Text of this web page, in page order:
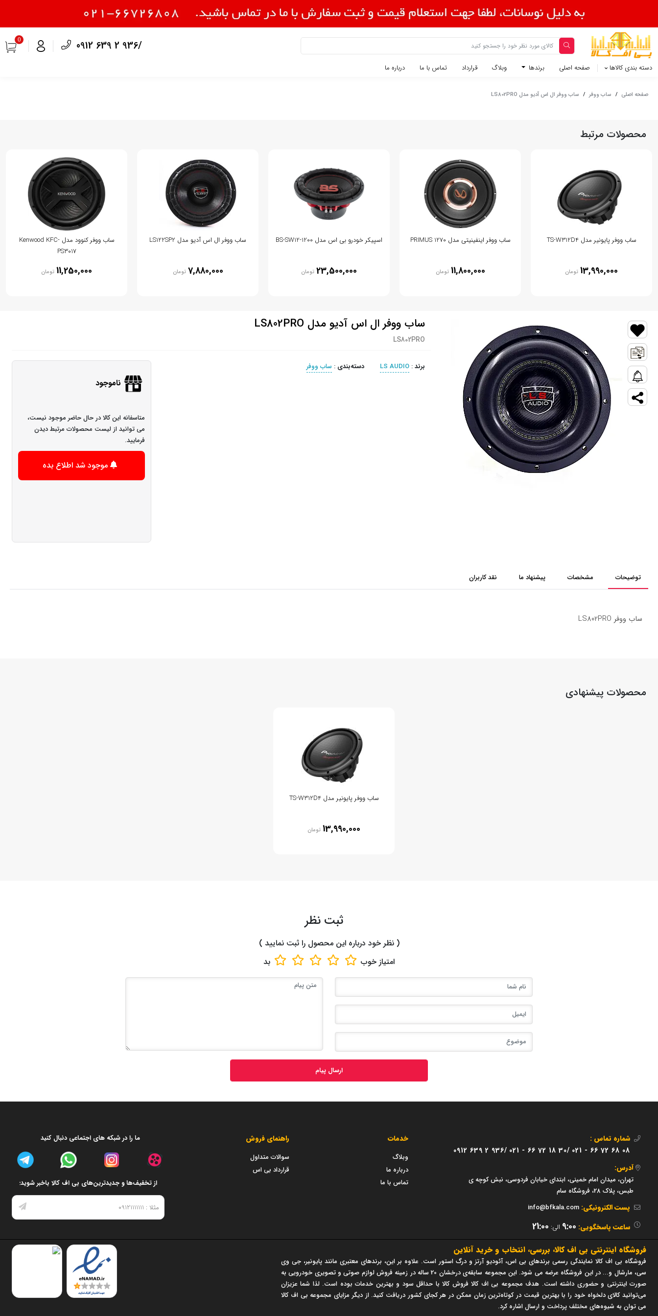
0912 639 2 936/
0
دسته بندی کالاها صفحه اصلی برندها وبلاگ قرارداد تماس با ما درباره ما
صفحه اصلی / ساب ووفر / ساب ووفر ال اس آدیو مدل LS802PRO
محصولات مرتبط
ساب ووفر پایونیر مدل TS-W312D4
13,990,000 تومان
ساب ووفر اینفینیتی مدل PRIMUS 1270
11,800,000 تومان
اسپیکر خودرو بی اس مدل BS-SW12-1200
23,500,000 تومان
ساب ووفر ال اس آدیو مدل LS122SP2
7,880,000 تومان
ساب ووفر کنوود مدل Kenwood KFC-
PS3017
11,250,000 تومان
ساب ووفر ال اس آدیو مدل LS802PRO
LS802PRO
برند:
LS AUDIO دسته‌بندی : ساب ووفر
ناموجود
متاسفانه این کالا در حال حاضر موجود نیست،
می توانید از لیست محصولات مرتبط دیدن
فرمایید.
موجود شد اطلاع بده
توضیحات مشخصات پیشنهاد ما نقد کاربران
ساب ووفر LS802PRO
محصولات پیشنهادی
ساب ووفر پایونیر مدل TS-W312D4
13,990,000 تومان
ثبت نظر
( نظر خود درباره این محصول را ثبت نمایید )
امتیاز خوب بد
ارسال پیام
شماره تماس :
021 - 66 72 68 08
021 - 66 72 18 30/
0912 639 2 936/
آدرس:
تهران، میدان امام خمینی، ابتدای خیابان فردوسی، نبش کوچه ی
طبس، پلاک 28، فروشگاه سام
پست الکترونیکی: info@bfkala.com
ساعت پاسخگویی: 9:00 الی: 21:00
خدمات
وبلاگ
درباره ما
تماس با ما
راهنمای فروش
سوالات متداول
قرارداد بی اس
ما را در شبکه های اجتماعی دنبال کنید
از تخفیف‌ها و جدیدترین‌های بی اف کالا باخبر شوید:
فروشگاه اینترنتی بی اف کالا، بررسی، انتخاب و خرید آنلاین
فروشگاه بی اف کالا نمایندگی رسمی برندهای بی اس، آئودیو آرتز و درگ استور است. علاوه بر این، برندهای معتبری مانند پایونیر، جی وی
سی، مارشال و... در این فروشگاه عرضه می شود. این مجموعه سابقه‌ی درخشان 20 ساله در زمینه فروش لوازم صوتی و تصویری خودرویی به
صورت اینترنتی و حضوری داشته است. هدف مجموعه بی اف کالا فروش کالا با حداقل سود و بهترین خدمات بوده است. لذا شما عزیزان
می‌توانید کالای دلخواه خود را با بهترین قیمت در کوتاه‌ترین زمان ممکن در هر کجای کشور دریافت کنید. از دیگر مزایای مجموعه بی اف کالا
می توان به شیوه‌های مختلف پرداخت و ارسال اشاره کرد.